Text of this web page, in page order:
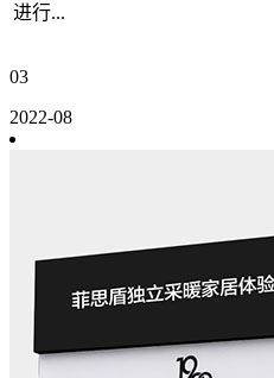
进行...
03
2022-08